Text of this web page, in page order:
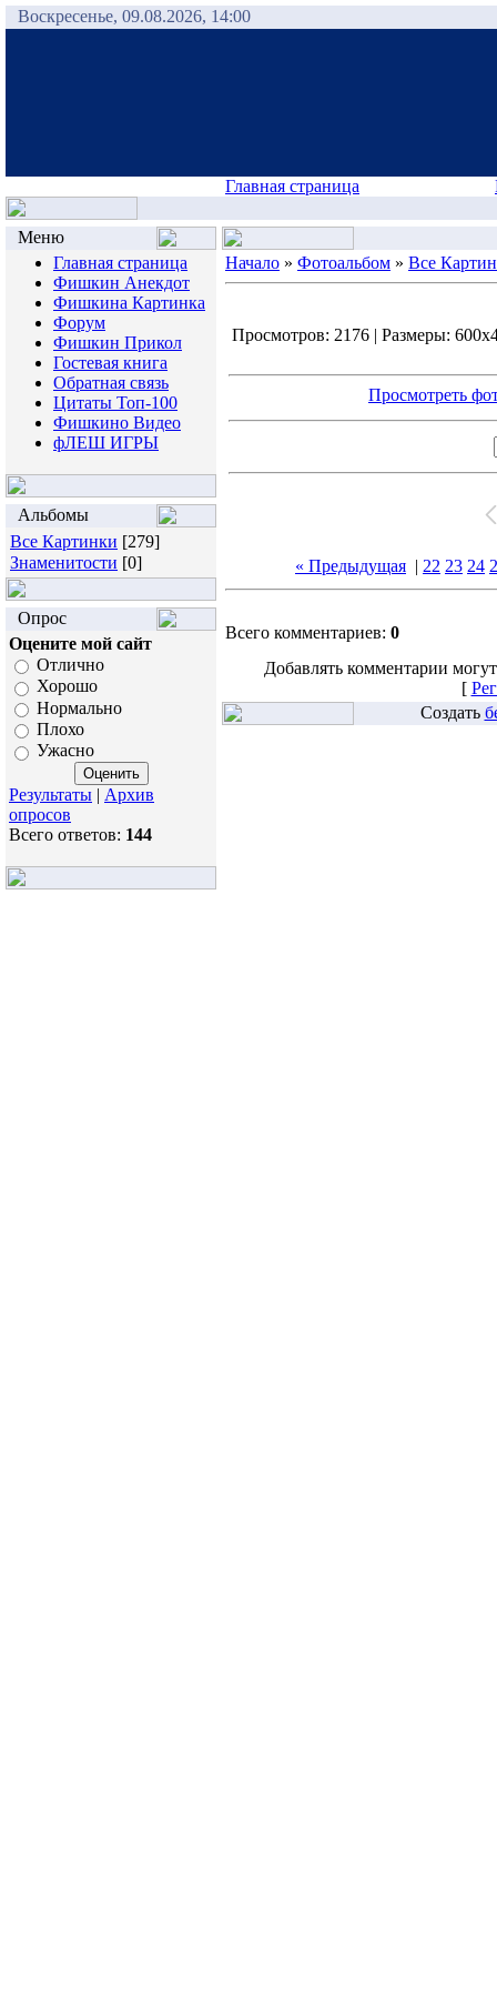
Воскресенье, 09.08.2026, 14:00
Главная страница
Меню
Главная страница
Фишкин Анекдот
Фишкина Картинка
Форум
Фишкин Прикол
Гостевая книга
Обратная связь
Цитаты Топ-100
Фишкино Видео
фЛЕШ ИГРЫ
Альбомы
Все Картинки [279]
Знаменитости [0]
Опрос
Оцените мой сайт
Отлично
Хорошо
Нормально
Плохо
Ужасно
Результаты | Архив
опросов
Всего ответов: 144
Начало » Фотоальбом » Все
Просмотров: 2176 | Размеры:
Просмотреть
« Предыдущая | 22 23 24
Всего комментариев: 0
Добавлять комментарии
[
Создать